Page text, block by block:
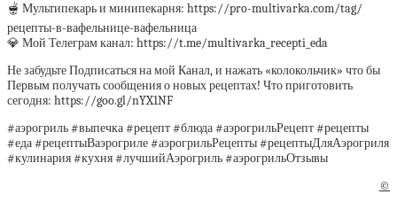
🫕 Мультипекарь и минипекарня: https://pro-multivarka.com/tag/
рецепты-в-вафельнице-вафельница
💎 Мой Телеграм канал: https://t.me/multivarka_recepti_eda
Не забудьте Подписаться на мой Канал, и нажать «колокольчик» что бы
Первым получать сообщения о новых рецептах! Что приготовить
сегодня: https://goo.gl/nYX1NF
#аэрогриль #выпечка #рецепт #блюда #аэрогрильРецепт #рецепты
#еда #рецептыВаэрогриле #аэрогрильРецепты #рецептыДляАэрогриля
#кулинария #кухня #лучшийАэрогриль #аэрогрильОтзывы
©